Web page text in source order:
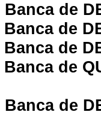
Banca de
Banca de
Banca de
Banca de
Banca de